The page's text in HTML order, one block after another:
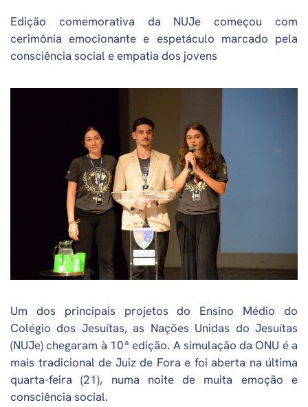
Edição comemorativa da NUJe começou com
cerimônia emocionante e espetáculo marcado pela
consciência social e empatia dos jovens
Um dos principais projetos do Ensino Médio do
Colégio dos Jesuítas, as Nações Unidas do Jesuítas
(NUJe) chegaram à 10ª edição. A simulação da ONU é a
mais tradicional de Juiz de Fora e foi aberta na última
quarta-feira (21), numa noite de muita emoção e
consciência social.